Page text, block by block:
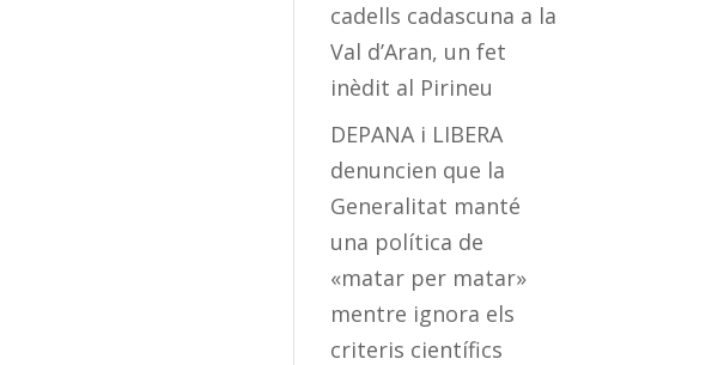
cadells cadascuna a la
Val d’Aran, un fet
inèdit al Pirineu
DEPANA i LIBERA
denuncien que la
Generalitat manté
una política de
«matar per matar»
mentre ignora els
criteris científics